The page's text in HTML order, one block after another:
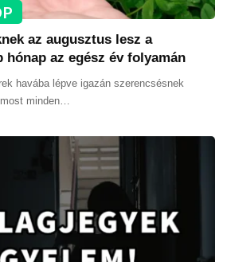
az augusztus lesz a
hónap az egész év folyamán
havába lépve igazán szerencsésnek
minden…